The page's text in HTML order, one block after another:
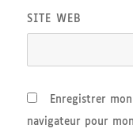
SITE WEB
Enregistrer
navigateur pour